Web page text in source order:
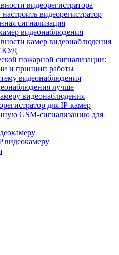
видеорегистратора
видеорегистратор
сигнализация
видеонаблюдения
камер видеонаблюдения
пожарной сигнализации:
и принцип работы
видеонаблюдения
лучше
видеонаблюдения
для IP-камер
GSM-сигнализацию для
видеокамеру